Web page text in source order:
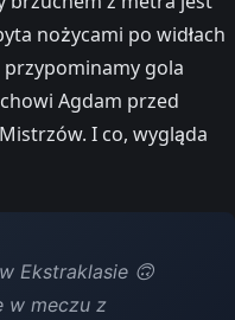
nożycami po widłach
gola
Agdam przed
I co, wygląda
Ekstraklasie 🙃
w meczu z